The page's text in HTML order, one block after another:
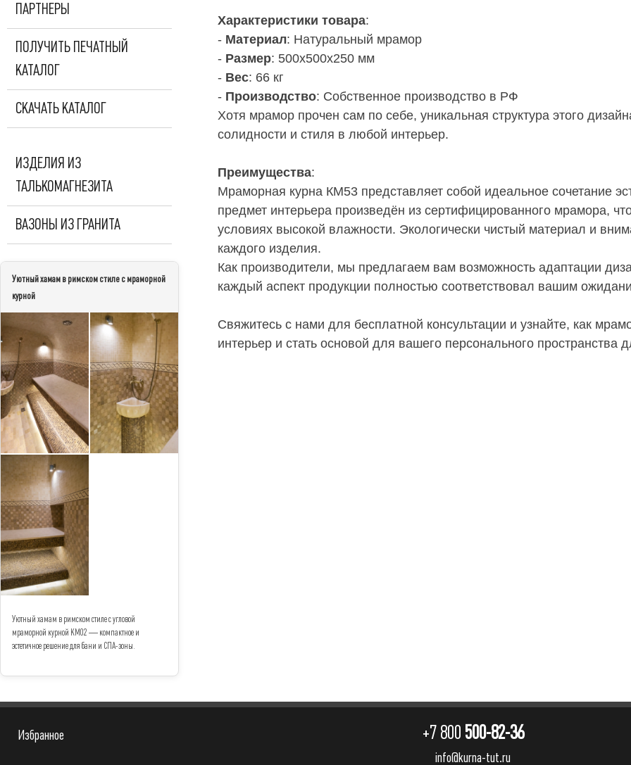
ПАРТНЕРЫ
ПОЛУЧИТЬ ПЕЧАТНЫЙ
КАТАЛОГ
СКАЧАТЬ КАТАЛОГ
ИЗДЕЛИЯ ИЗ
ТАЛЬКОМАГНЕЗИТА
ВАЗОНЫ ИЗ ГРАНИТА
Уютный хамам в римском стиле с мраморной
курной
Уютный хамам в римском стиле с угловой
мраморной курной КМ02 — компактное и
эстетичное решение для бани и СПА-зоны.
Характеристики товара:
- Материал: Натуральный мрамор
- Размер: 500х500х250 мм
- Вес: 66 кг
- Производство: Собственное производство в РФ
Хотя мрамор прочен сам по себе, уникальная структура этого
солидности и стиля в любой интерьер.
Преимущества:
Мраморная курна КМ53 представляет собой идеальное сочетание
предмет интерьера произведён из сертифицированного мрамора,
условиях высокой влажности. Экологически чистый материал и
каждого изделия.
Как производители, мы предлагаем вам возможность адаптации
каждый аспект продукции полностью соответствовал вашим
Свяжитесь с нами для бесплатной консультации и узнайте, как
интерьер и стать основой для вашего персонального пространства
Избранное +7 800 500-82-36
info@kurna-tut.ru